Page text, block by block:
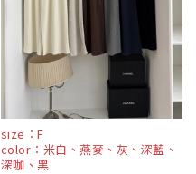
size：F
color：米白、燕麥、灰、深藍、
深咖、黑